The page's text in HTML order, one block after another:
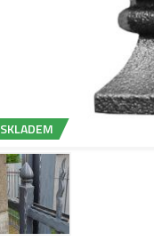
SKLADEM